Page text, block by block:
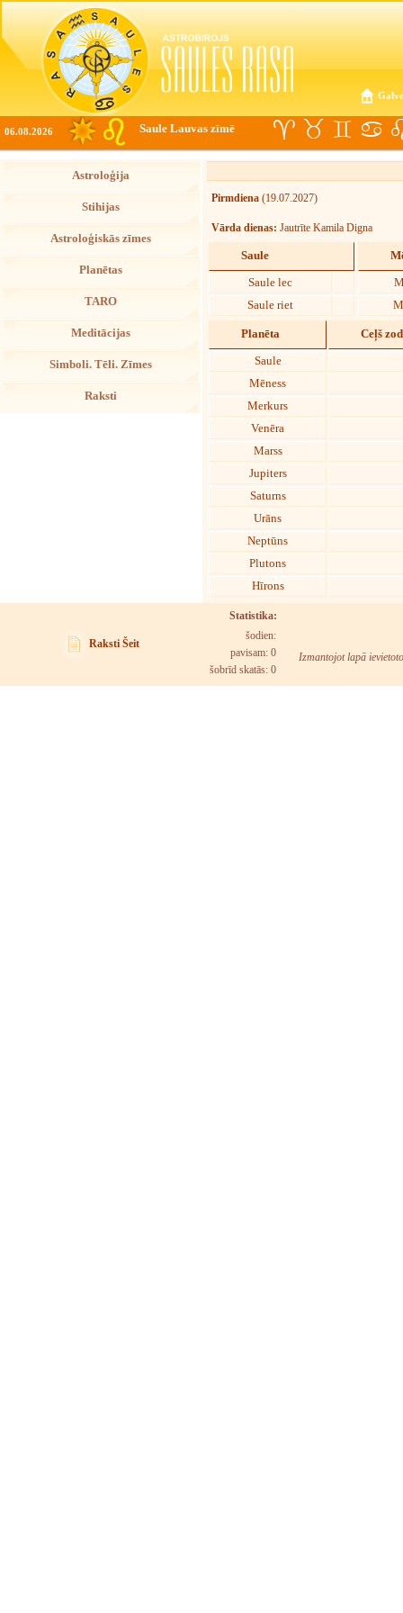
06.08.2026 Saule Lauvas zīmē
Astroloģija
Stihijas
Astroloģiskās zīmes
Planētas
TARO
Meditācijas
Simboli. Tēli. Zīmes
Raksti
Pirmdiena (19.07.2027)
Vārda dienas: Jautrīte Kamila Digna
Saule
Saule lec
Saule riet
Planēta Ceļš
Saule
Mēness
Merkurs
Venēra
Marss
Jupiters
Saturns
Urāns
Neptūns
Plutons
Hīrons
Raksti Šeit
Statistika:
šodien:
pavisam: 0
šobrīd skatās: 0
Izmantojot lapā